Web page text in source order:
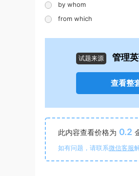
by whom
from which
试题来源 管理
查看整
此内容查看价格为 0.2
如有问题，请联系微信客服